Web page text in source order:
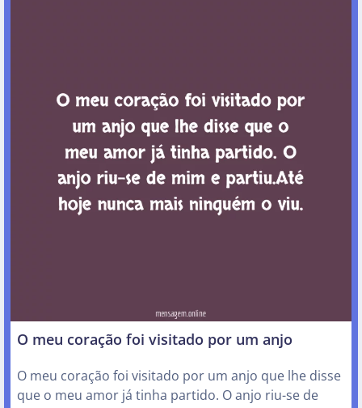
O meu coração foi visitado por um anjo
O meu coração foi visitado por um anjo que lhe disse
que o meu amor já tinha partido. O anjo riu-se de